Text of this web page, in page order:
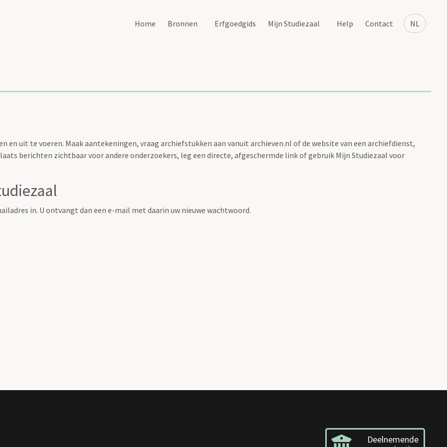
NL
Home Bronnen Erfgoedgids Mijn Studiezaal Help Contact
uit te voeren. Maak aantekeningen, vraag archiefstukken aan vanuit archieven.nl of de website van een archiefdienst,
berichten zichtbaar voor andere onderzoekers, leg een directe, afgeschermde link of gebruik Mijn Studiezaal voor
in. U ontvangt dan een e-mail met daarin uw nieuwe wachtwoord.
Deelnemende